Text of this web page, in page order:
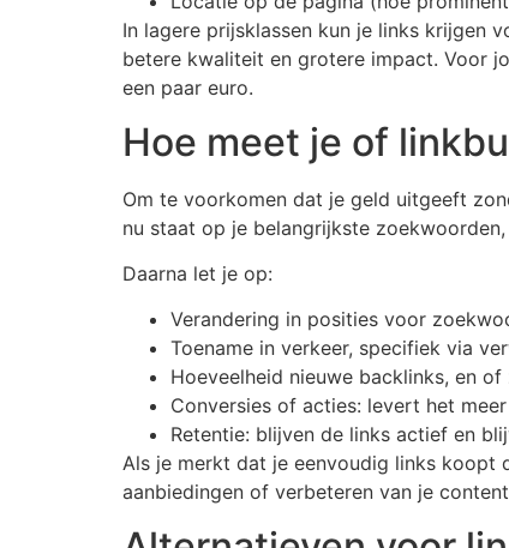
In lagere prijsklassen kun je links krijgen
betere kwaliteit en grotere impact. Voor
een paar euro.
Hoe meet je of
Om te voorkomen dat je geld uitgeeft
nu staat op je belangrijkste
Daarna let je op:
Verandering in posities voor
Toename in verkeer, specifiek via
Hoeveelheid nieuwe backlinks, en
Conversies of acties: levert het
Retentie: blijven de links actief en
Als je merkt dat je eenvoudig links koopt
aanbiedingen of verbeteren van je